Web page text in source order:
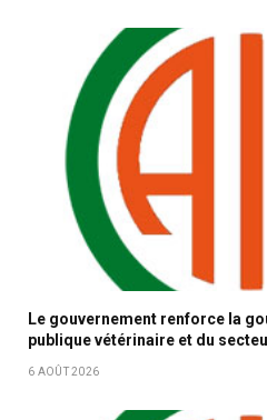
Le gouvernement renforce la
publique vétérinaire et du
6 AOÛT 2026